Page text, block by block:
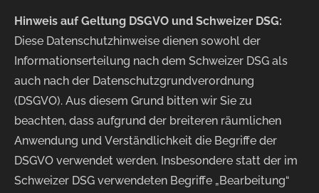
Hinweis auf Geltung DSGVO und Schweizer DSG:
Diese Datenschutzhinweise dienen sowohl der
Informationserteilung nach dem Schweizer DSG als
auch nach der Datenschutzgrundverordnung
(DSGVO). Aus diesem Grund bitten wir Sie zu
beachten, dass aufgrund der breiteren räumlichen
Anwendung und Verständlichkeit die Begriffe der
DSGVO verwendet werden. Insbesondere statt der im
Schweizer DSG verwendeten Begriffe „Bearbeitung“